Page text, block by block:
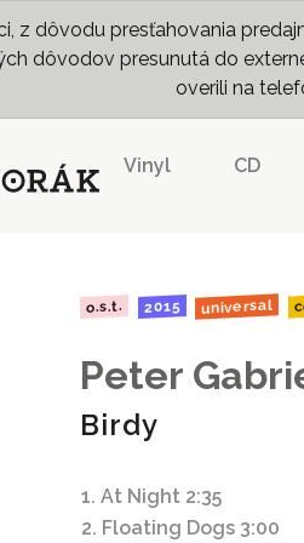
z dôvodu presťahovania
dôvodov presunutá do
overili na
Vinyl CD
o.s.t. 2015 universal
Peter
Birdy
1. At Night 2:35
2. Floating Dogs 3:00